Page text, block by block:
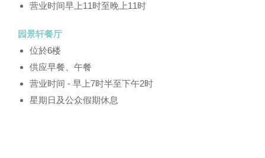
营业时间早上11时至晚上11时
园景轩餐厅
位於6楼
供应早餐、午餐
营业时间 - 早上7时半至下午2时
星期日及公众假期休息